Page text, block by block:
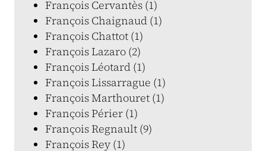
François Cervantès (1)
François Chaignaud (1)
François Chattot (1)
François Lazaro (2)
François Léotard (1)
François Lissarrague (1)
François Marthouret (1)
François Périer (1)
François Regnault (9)
François Rey (1)